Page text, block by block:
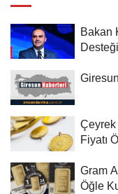
Bakan
Desteği
Çeyrek
Fiyatı
Gram
Öğle